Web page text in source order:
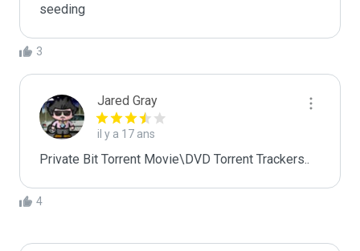
seeding
3
Jared Gray
il y a 17 ans
Private Bit Torrent Movie\DVD Torrent Trackers..
4